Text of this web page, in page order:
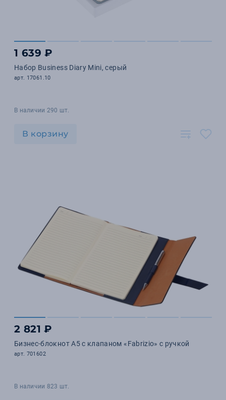
1 639 ₽
Набор Business Diary Mini, серый
арт. 17061.10
В наличии 290 шт.
В корзину
2 821 ₽
Бизнес-блокнот А5 с клапаном «Fabrizio» с ручкой
арт. 701602
В наличии 823 шт.